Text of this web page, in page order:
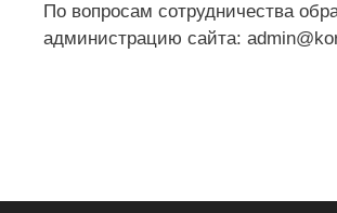
По вопросам сотрудничества
администрацию сайта: